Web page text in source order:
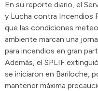
En su reporte diario, el
y Lucha contra Incendios
que las condiciones
ambiente marcan una
para incendios en gran
Además, el SPLIF
se iniciaron en Bariloche,
mantener máxima